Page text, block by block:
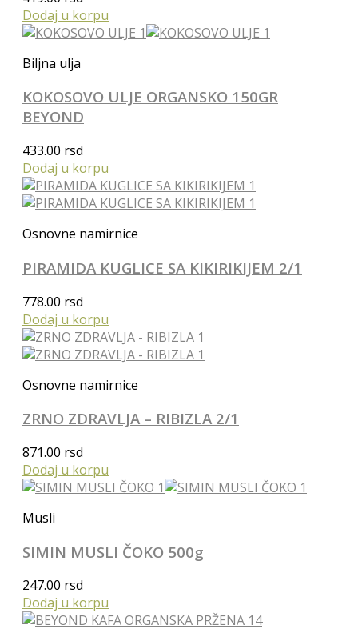
Dodaj u korpu
Biljna ulja
KOKOSOVO ULJE ORGANSKO 150GR
BEYOND
433.00 rsd
Dodaj u korpu
Osnovne namirnice
PIRAMIDA KUGLICE SA KIKIRIKIJEM 2/1
778.00 rsd
Dodaj u korpu
Osnovne namirnice
ZRNO ZDRAVLJA – RIBIZLA 2/1
871.00 rsd
Dodaj u korpu
Musli
SIMIN MUSLI ČOKO 500g
247.00 rsd
Dodaj u korpu